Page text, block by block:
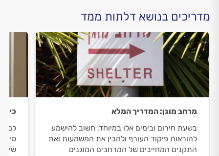
מדריכים בנושא דלתות ממד
מרחב מוגן: המדריך המלא
בשעת חירום ובימים אלו במיוחד, חשוב להישמע
להוראות פיקוד העורף ולהבין את המשמעות ואת
התקנים המחייבים של המרחבים המוגנים
למה